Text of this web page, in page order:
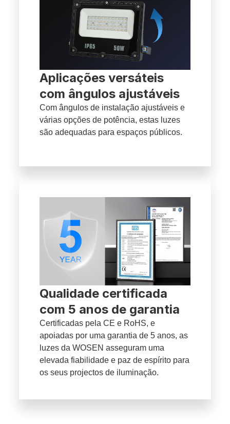
Aplicações versáteis
com ângulos ajustáveis
Com ângulos de instalação ajustáveis e
várias opções de potência, estas luzes
são adequadas para espaços públicos.
Qualidade certificada
com 5 anos de garantia
Certificadas pela CE e RoHS, e
apoiadas por uma garantia de 5 anos, as
luzes da WOSEN asseguram uma
elevada fiabilidade e paz de espírito para
os seus projectos de iluminação.